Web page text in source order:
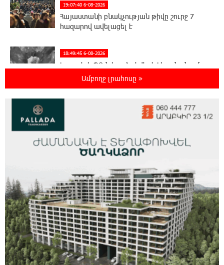
19:07:40 6-08-2026
Հայաստանի բնակչության թիվը շուրջ 7
հազարով ավելացել է
18:49:45 6-08-2026
Իսրայելի ՊԲ-ն հարձակվել է Լիբանանում
«Հըզբոլլահ»-ի հրամանատարական կետերի
համաձայնության են եկել Յան Դիոմանդեի
տրանսֆերի վերաբերյալ
Այսօրվա կառավարությունը ուսանողներին
առաջարկում է պահանջարկ չունեցող
մասնագիտություններ. Ատոմ Մխիթարյան
18:03:08 6-08-2026
Հայրենիքը փոքրանում է մեր աչքերի առաջ․
ազգային ողբերգություն է․ Ավետիք
Չալաբյան
Ամբողջ լրահոսը »